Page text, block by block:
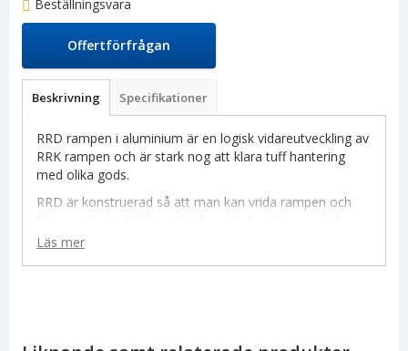
Beställningsvara
Offertförfrågan
Beskrivning Specifikationer
RRD rampen i aluminium är en logisk vidareutveckling av
RRK rampen och är stark nog att klara tuff hantering
med olika gods.
RRD är konstruerad så att man kan vrida rampen och
förvara den inuti bilen vid sidan när den inte används.
Rampen
Läs mer